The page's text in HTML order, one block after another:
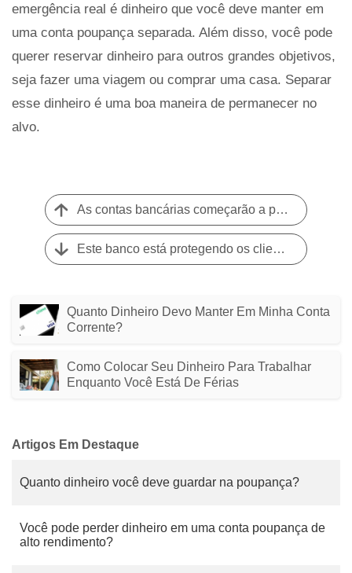
emergência real é dinheiro que você deve manter em
uma conta poupança separada. Além disso, você pode
querer reservar dinheiro para outros grandes objetivos,
seja fazer uma viagem ou comprar uma casa. Separar
esse dinheiro é uma boa maneira de permanecer no
alvo.
As contas bancárias começarão a pagar mais juros em 2022?
Este banco está protegendo os clientes de descobertos - sem as taxas
Quanto Dinheiro Devo Manter Em Minha Conta
Corrente?
Como Colocar Seu Dinheiro Para Trabalhar
Enquanto Você Está De Férias
Artigos Em Destaque
Quanto dinheiro você deve guardar na poupança?
Você pode perder dinheiro em uma conta poupança de
alto rendimento?